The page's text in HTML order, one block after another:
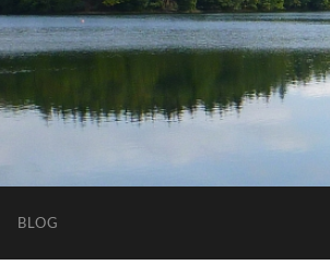
BLOG